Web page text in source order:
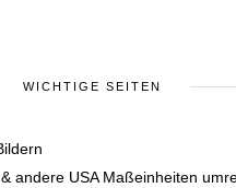
WICHTIGE SEITEN
andere USA Maßeinheiten